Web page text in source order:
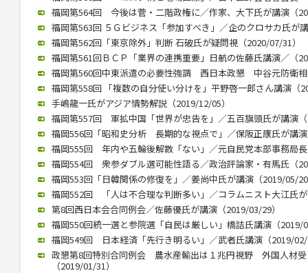
福岡第564回 今後は菅・二階政権に／作家、大下氏が講演（
福岡第563回 ５Ｇビジネス「参加すべき」／企のクロサカ氏が
福岡第562回「東京除外」判断 石破氏が疑問視（2020/07/31）
福岡第561回ＢＣＰ「業界の連携重要」日航の佐藤氏講演／（
福岡第560回中東派遣の必要性強調 西日本政懇 中谷元防衛
福岡第558回 「複数の自分使い分けを」平野啓一郎さん講演（
手嶋龍一氏がアジア情勢解説（2019/12/05）
福岡第557回 軍拡中国「世界が忠告を」／五百旗頭氏が講演
福岡556回「昭和史分析 長期的な視点で」／保阪正康氏が講
福岡555回 年内や五輪後解散「ない」／元自民党本部事務局
福岡554回 衆参ダブル選可能性語る／政治評論家・有馬氏（
福岡553回「日韓関係の修復を」／姜尚中氏が講演（2019/05/
福岡552回 「人は不合理な判断多い」／コラムニスト大江氏
第8回西日本会合同例会／佐藤優氏が講演（2019/03/29）
福岡550回統一選と参院選「自民は厳しい」橋詰氏講演（2019/
福岡549回 日本経済「先行き明るい」／武者氏講演（2019/
政懇第8回特別合同例会 農水産輸出は１兆円視野 外国人材受
（2019/01/31）